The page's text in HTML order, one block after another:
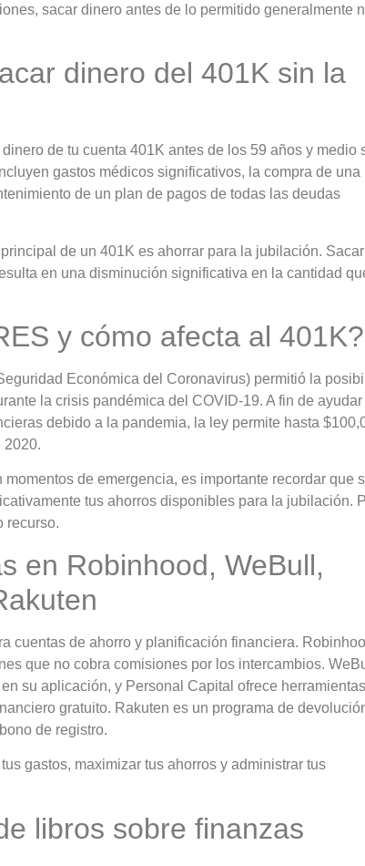
sacar dinero antes de lo permitido generalmente
dinero del 401K sin la
de tu cuenta 401K antes de los 59 años y medio
gastos médicos significativos, la compra de una
de un plan de pagos de todas las deudas
de un 401K es ahorrar para la jubilación. Sacar
en una disminución significativa en la cantidad
y cómo afecta al 401K?
Económica del Coronavirus) permitió la
la crisis pandémica del COVID-19. A fin de ayudar
debido a la pandemia, la ley permite hasta
2020.
de emergencia, es importante recordar que
tus ahorros disponibles para la jubilación.
recurso.
en Robinhood, WeBull,
cuentas de ahorro y planificación financiera.
que no cobra comisiones por los intercambios.
su aplicación, y Personal Capital ofrece
gratuito. Rakuten es un programa de
de registro.
gastos, maximizar tus ahorros y administrar tus
libros sobre finanzas